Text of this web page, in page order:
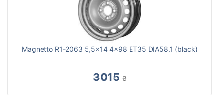
Magnetto R1-2063 5,5x14 4x98 ET35 DIA58,1 (black)
3015 ₴